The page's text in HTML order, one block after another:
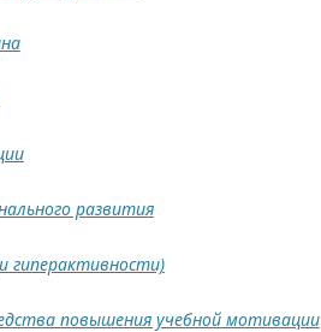
развития
гиперактивности)
повышения учебной мотивации